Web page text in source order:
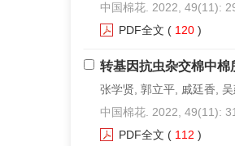
中国棉花. 2022, 49(11):
PDF全文 ( 120 )
转基因抗虫杂交棉中
张学贤, 郭立平, 戚廷香,
中国棉花. 2022, 49(11):
PDF全文 ( 112 )